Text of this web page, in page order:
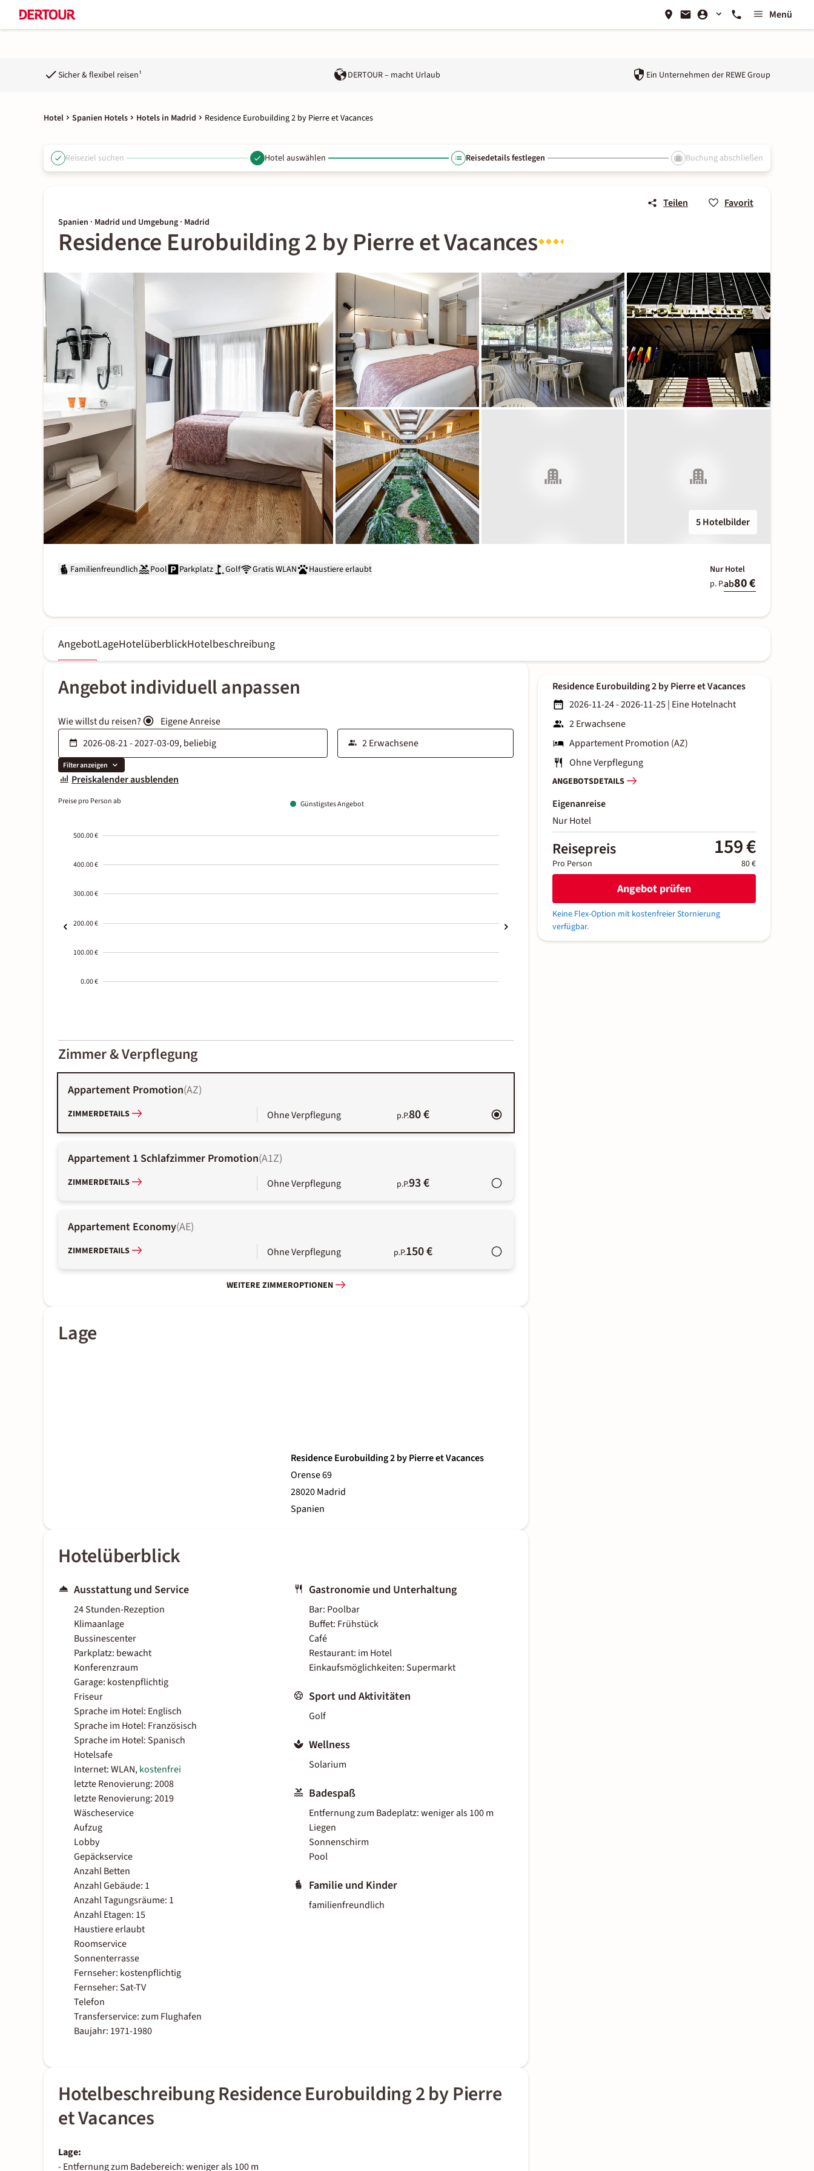
Menü
Sicher & flexibel reisen¹ DERTOUR – macht Urlaub Ein Unternehmen der REWE Group
Hotel Spanien Hotels Hotels in Madrid Residence Eurobuilding 2 by Pierre et Vacances
Reiseziel suchen Hotel auswählen Reisedetails festlegen Buchung abschließen
Teilen Favorit
Spanien · Madrid und Umgebung · Madrid
Residence Eurobuilding 2 by Pierre et Vacances
5 Hotelbilder
Familienfreundlich Pool Parkplatz Golf Gratis WLAN Haustiere erlaubt
Nur Hotel
p. P.ab80 €
AngebotLageHotelüberblickHotelbeschreibung
Angebot individuell anpassen
Wie willst du reisen? Eigene Anreise
Filter anzeigen
Preiskalender ausblenden
Preise pro Person ab Günstigstes Angebot
500.00 €
400.00 €
300.00 €
200.00 €
100.00 €
0.00 €
01-02
Zimmer & Verpflegung
Appartement Promotion(AZ)
ZIMMERDETAILS Ohne Verpflegung p.P.80 €
Appartement 1 Schlafzimmer Promotion(A1Z)
ZIMMERDETAILS Ohne Verpflegung p.P.93 €
Appartement Economy(AE)
ZIMMERDETAILS Ohne Verpflegung p.P.150 €
WEITERE ZIMMEROPTIONEN
Lage
Residence Eurobuilding 2 by Pierre et Vacances
Orense 69
28020 Madrid
Spanien
Hotelüberblick
Ausstattung und Service
24 Stunden-Rezeption
Klimaanlage
Bussinescenter
Parkplatz: bewacht
Konferenzraum
Garage: kostenpflichtig
Friseur
Sprache im Hotel: Englisch
Sprache im Hotel: Französisch
Sprache im Hotel: Spanisch
Hotelsafe
Internet: WLAN,kostenfrei
letzte Renovierung: 2008
letzte Renovierung: 2019
Wäscheservice
Aufzug
Lobby
Gepäckservice
Anzahl Betten
Anzahl Gebäude: 1
Anzahl Tagungsräume: 1
Anzahl Etagen: 15
Haustiere erlaubt
Roomservice
Sonnenterrasse
Fernseher: kostenpflichtig
Fernseher: Sat-TV
Telefon
Transferservice: zum Flughafen
Baujahr: 1971-1980
Gastronomie und Unterhaltung
Bar: Poolbar
Buffet: Frühstück
Café
Restaurant: im Hotel
Einkaufsmöglichkeiten: Supermarkt
Sport und Aktivitäten
Golf
Wellness
Solarium
Badespaß
Entfernung zum Badeplatz: weniger als 100 m
Liegen
Sonnenschirm
Pool
Familie und Kinder
familienfreundlich
Hotelbeschreibung Residence Eurobuilding 2 by Pierre
et Vacances
Lage:
- Entfernung zum Badebereich: weniger als 100 m
Residence Eurobuilding 2 by Pierre et Vacances
2026-11-24 - 2026-11-25| Eine Hotelnacht
2 Erwachsene
Appartement Promotion (AZ)
Ohne Verpflegung
ANGEBOTSDETAILS
Eigenanreise
Nur Hotel
Reisepreis 159 €
Pro Person 80 €
Angebot prüfen
Keine Flex-Option mit kostenfreier Stornierung
verfügbar.